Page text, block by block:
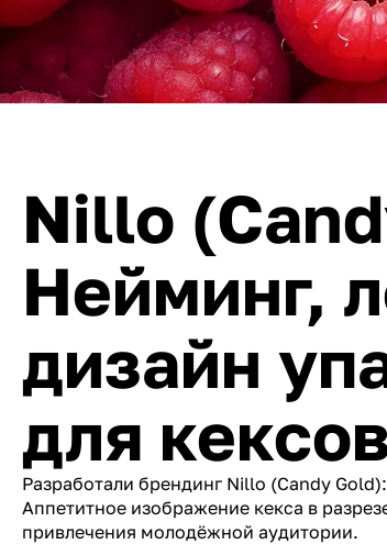
Nillo
Нейминг,
дизайн
для
Разработали брендинг Nillo (Candy
Аппетитное изображение кекса в
привлечения молодёжной аудитории.